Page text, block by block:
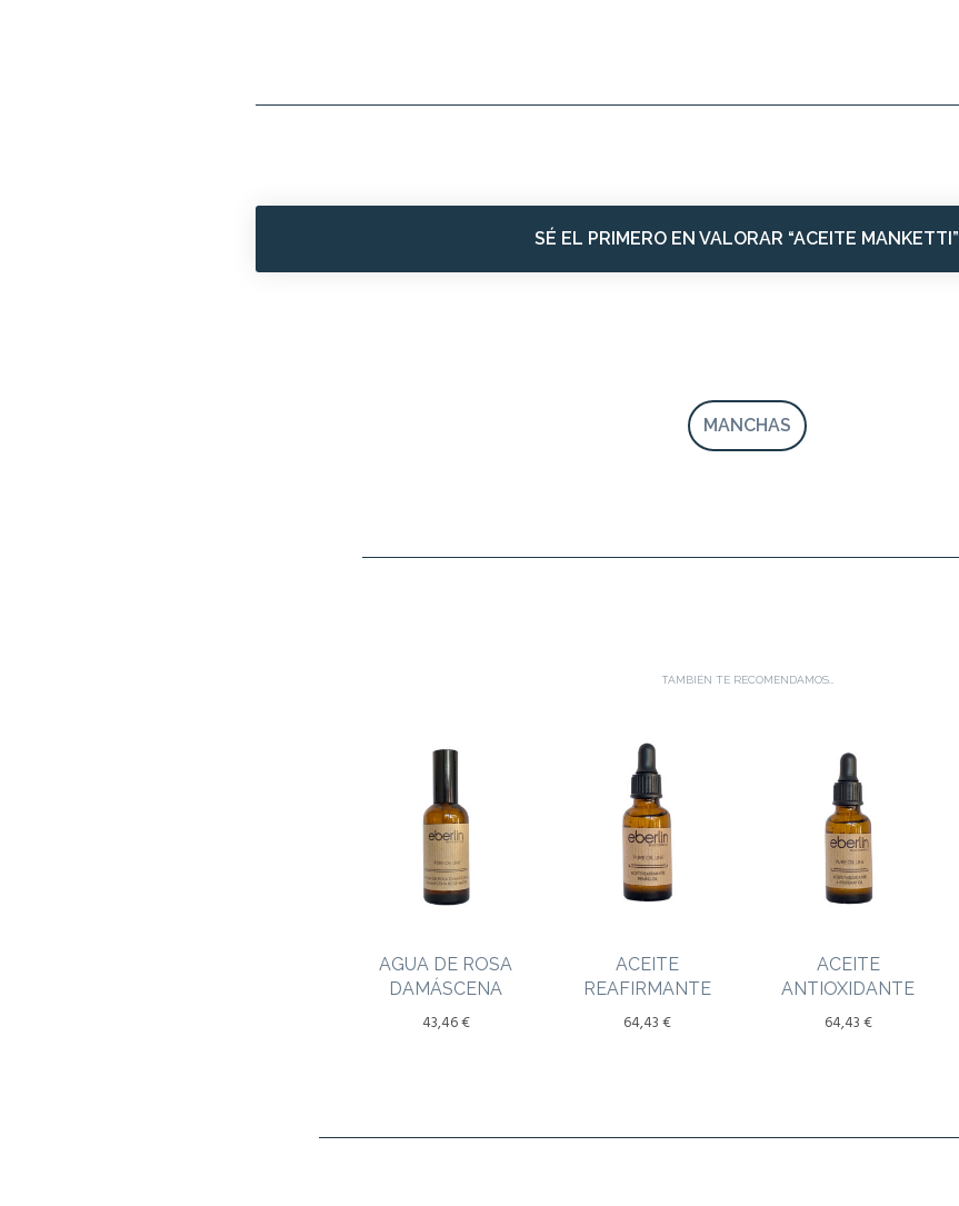
SÉ EL PRIMERO EN VALORAR “ACEITE MANKETTI”
MANCHAS
TAMBIÉN TE RECOMENDAMOS…
AGUA DE ROSA
DAMÁSCENA
43,46€
ACEITE
REAFIRMANTE
64,43€
ACEITE
ANTIOXIDANTE
64,43€